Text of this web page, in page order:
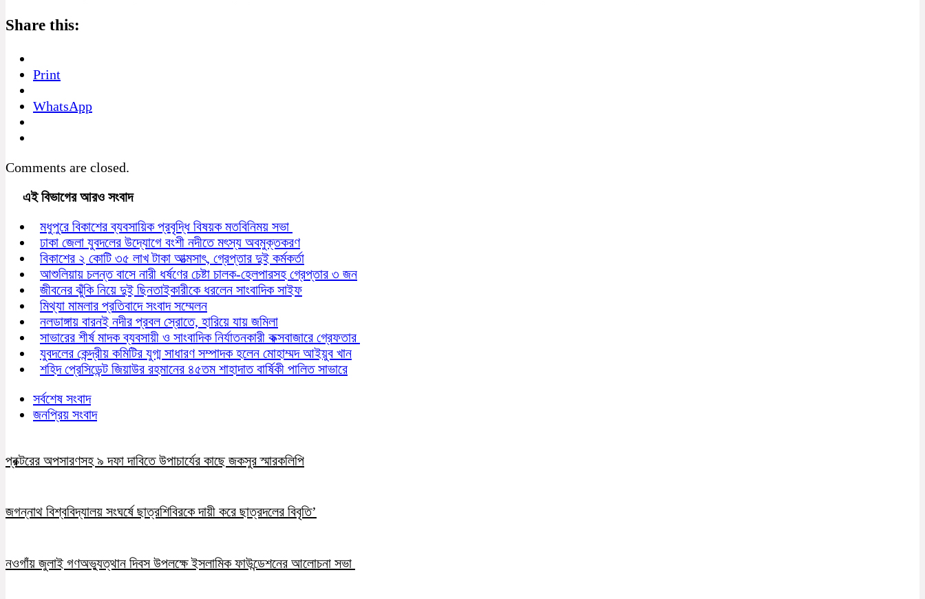
Share this:
Print
WhatsApp
Comments are closed.
এই বিভাগের আরও সংবাদ
মধুপুরে বিকাশের ব্যবসায়িক প্রবৃদ্ধি বিষয়ক মতবিনিময় সভা
ঢাকা জেলা যুবদলের উদ্যোগে বংশী নদীতে মৎস্য অবমুক্তকরণ
বিকাশের ২ কোটি ৩৫ লাখ টাকা আত্মসাৎ, গ্রেপ্তার দুই কর্মকর্তা
আশুলিয়ায় চলন্ত বাসে নারী ধর্ষণের চেষ্টা চালক-হেলপারসহ গ্রেপ্তার ৩ জন
জীবনের ঝুঁকি নিয়ে দুই ছিনতাইকারীকে ধরলেন সাংবাদিক সাইফ
মিথ্যা মামলার প্রতিবাদে সংবাদ সম্মেলন
নলডাঙ্গায় বারনই নদীর প্রবল স্রোতে, হারিয়ে যায় জমিলা
সাভারের শীর্ষ মাদক ব্যবসায়ী ও সাংবাদিক নির্যাতনকারী কক্সবাজারে গ্রেফতার
যুবদলের কেন্দ্রীয় কমিটির যুগ্ম সাধারণ সম্পাদক হলেন মোহাম্মদ আইয়ুব খান
শহিদ প্রেসিডেন্ট জিয়াউর রহমানের ৪৫তম শাহাদাত বার্ষিকী পালিত সাভারে
সর্বশেষ সংবাদ
জনপ্রিয় সংবাদ
প্রক্টরের অপসারণসহ ৯ দফা দাবিতে উপাচার্যের কাছে জকসুর স্মারকলিপি
জগন্নাথ বিশ্ববিদ্যালয় সংঘর্ষে ছাত্রশিবিরকে দায়ী করে ছাত্রদলের বিবৃতি’
নওগাঁয় জুলাই গণঅভ্যুত্থান দিবস উপলক্ষে ইসলামিক ফাউন্ডেশনের আলোচনা সভা